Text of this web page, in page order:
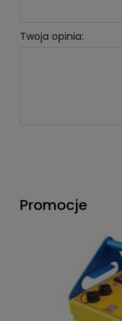
Twoja opinia:
Promocje